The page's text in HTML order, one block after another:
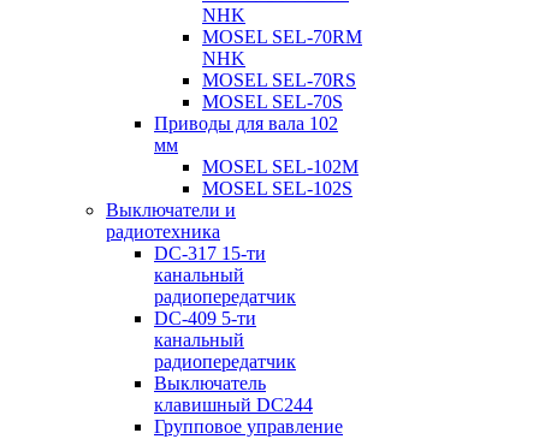
NHK
MOSEL SEL-70RM
NHK
MOSEL SEL-70RS
MOSEL SEL-70S
Приводы для вала 102
мм
MOSEL SEL-102M
MOSEL SEL-102S
Выключатели и
радиотехника
DC-317 15-ти
канальный
радиопередатчик
DC-409 5-ти
канальный
радиопередатчик
Выключатель
клавишный DC244
Групповое управление